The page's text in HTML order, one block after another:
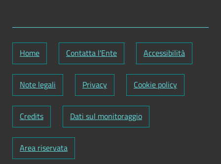
Home Contatta l'Ente Accessibilità
Note legali Privacy Cookie policy
Credits Dati sul monitoraggio
Area riservata